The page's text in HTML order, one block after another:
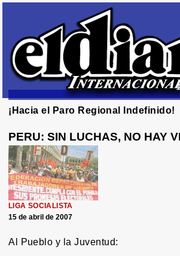
¡Hacia el Paro Regional Indefinido!
PERU: SIN LUCHAS, NO HAY
LIGA SOCIALISTA
15 de abril de 2007
Al Pueblo y la Juventud: